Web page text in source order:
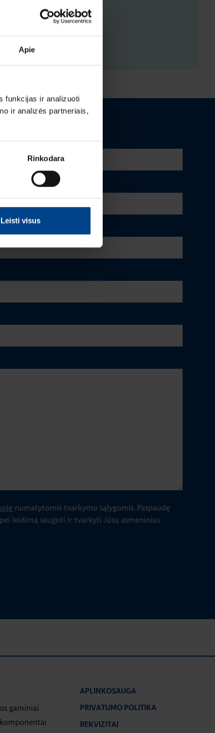
Apie
funkcijas ir analizuoti
ir analizės partneriais,
Rinkodara
Leisti visus
numatytomis tvarkymo sąlygomis. Paspaudę
leidimą saugoti ir tvarkyti Jūsų asmeninius
gaminiai
APLINKOSAUGA
PRIVATUMO POLITIKA
REKVIZITAI